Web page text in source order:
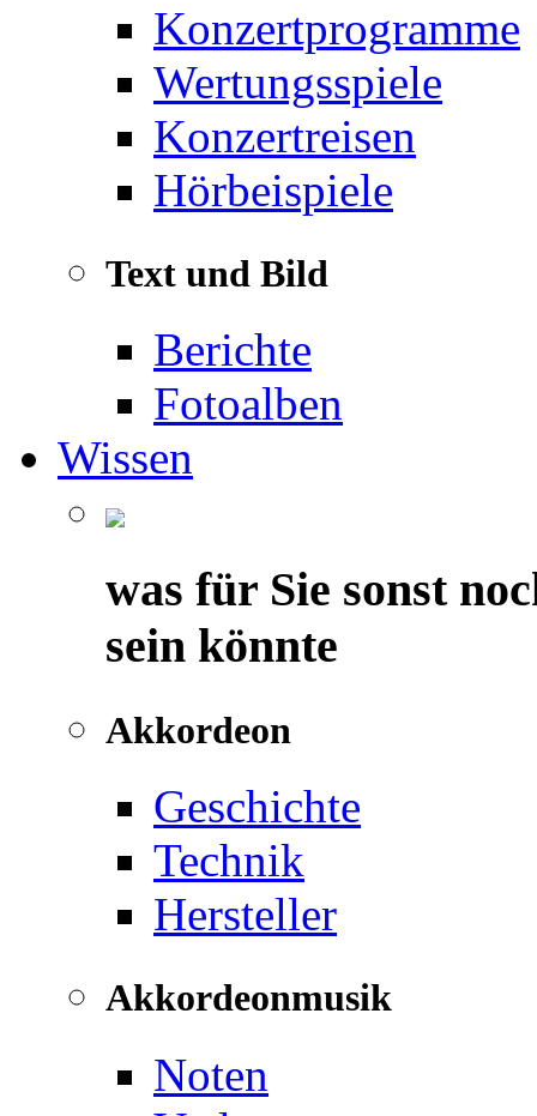
Konzertprogramme
Wertungsspiele
Konzertreisen
Hörbeispiele
Text und Bild
Berichte
Fotoalben
Wissen
was für Sie sonst
sein könnte
Akkordeon
Geschichte
Technik
Hersteller
Akkordeonmusik
Noten